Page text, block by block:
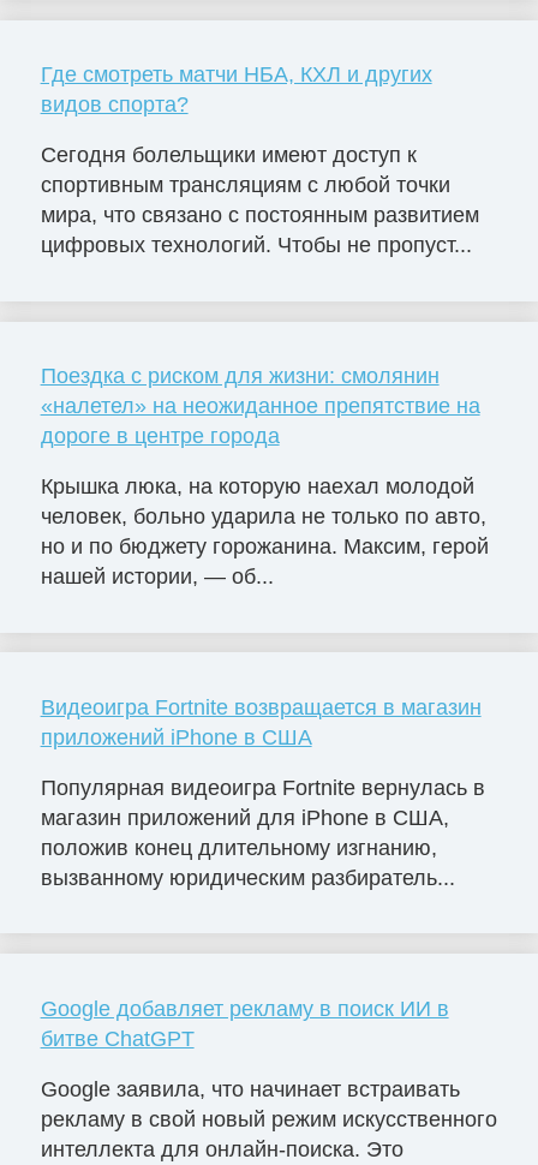
Где смотреть матчи НБА, КХЛ и других
видов спорта?
Сегодня болельщики имеют доступ к
спортивным трансляциям с любой точки
мира, что связано с постоянным развитием
цифровых технологий. Чтобы не пропуст...
Поездка с риском для жизни: смолянин
«налетел» на неожиданное препятствие на
дороге в центре города
Крышка люка, на которую наехал молодой
человек, больно ударила не только по авто,
но и по бюджету горожанина. Максим, герой
нашей истории, — об...
Видеоигра Fortnite возвращается в магазин
приложений iPhone в США
Популярная видеоигра Fortnite вернулась в
магазин приложений для iPhone в США,
положив конец длительному изгнанию,
вызванному юридическим разбиратель...
Google добавляет рекламу в поиск ИИ в
битве ChatGPT
Google заявила, что начинает встраивать
рекламу в свой новый режим искусственного
интеллекта для онлайн-поиска. Это